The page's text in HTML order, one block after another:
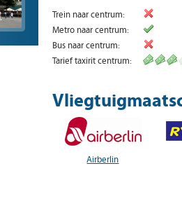
Trein naar centrum:
Metro naar centrum:
Bus naar centrum:
Tarief taxirit centrum:
Airberlin